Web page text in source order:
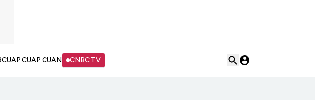
CUAP CUAP CUAN CNBC TV